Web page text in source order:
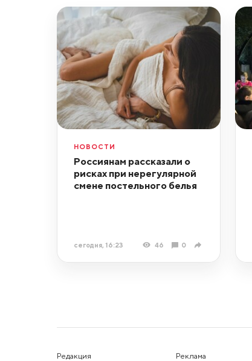
НОВОСТИ
Россиянам рассказали о
рисках при нерегулярной
смене постельного белья
сегодня, 16:23 46 0
Редакция Реклама